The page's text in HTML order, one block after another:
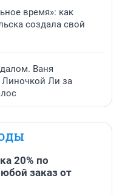
время»: как
создала свой
Ваня
Ли за
20% по
заказ от